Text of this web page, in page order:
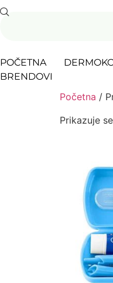
POČETNA
BRENDOVI
Početna /
Prikazuje